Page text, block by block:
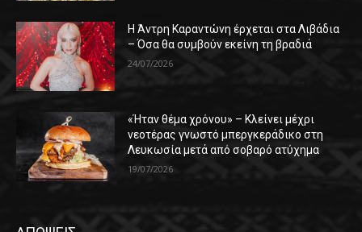
Η Άντρη Καραντώνη έρχεται στα Λιβάδια
– Όσα θα συμβούν εκείνη τη βραδιά
24/07/2026
«Ήταν θέμα χρόνου» – Κλείνει μέχρι
νεοτέρας γνωστό μπεργκεράδικο στη
Λευκωσία μετά από σοβαρό ατύχημα
19/07/2026